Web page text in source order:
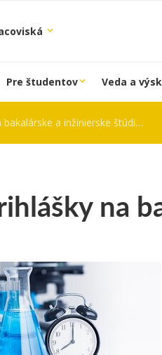
Pre študentov Veda a
a inžinierske štúdium
na